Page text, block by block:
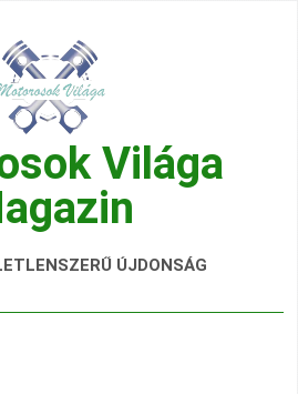
Világa
Egy Helyen!
ÚJDONSÁG